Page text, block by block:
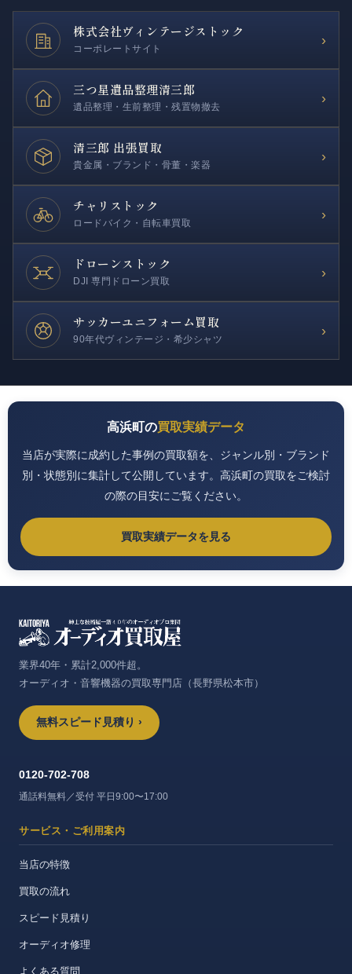
株式会社ヴィンテージストック
コーポレートサイト
›
三つ星遺品整理清三郎
遺品整理・生前整理・残置物撤去
›
清三郎 出張買取
貴金属・ブランド・骨董・楽器
›
チャリストック
ロードバイク・自転車買取
›
ドローンストック
DJI 専門ドローン買取
›
サッカーユニフォーム買取
90年代ヴィンテージ・希少シャツ
›
高浜町の買取実績データ
当店が実際に成約した事例の買取額を、ジャンル別・ブランド
別・状態別に集計して公開しています。高浜町の買取をご検討
の際の目安にご覧ください。
買取実績データを見る
業界40年・累計2,000件超。
オーディオ・音響機器の買取専門店（長野県松本市）
無料スピード見積り ›
0120-702-708
通話料無料／受付 平日9:00〜17:00
サービス・ご利用案内
当店の特徴
買取の流れ
スピード見積り
オーディオ修理
よくある質問